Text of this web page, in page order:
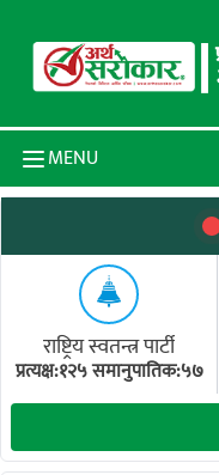
MENU
राष्ट्रिय स्वतन्त्र पार्टी
प्रत्यक्ष:१२५ समानुपातिक:५७